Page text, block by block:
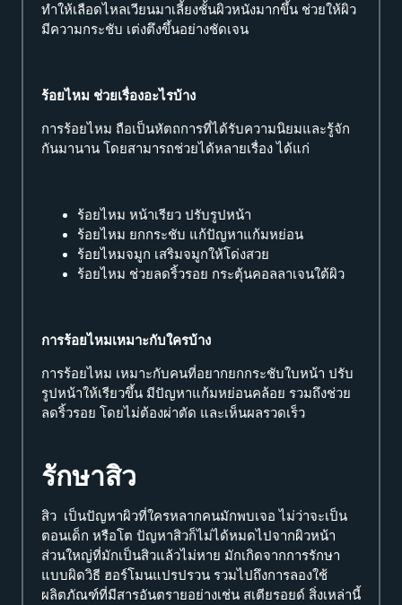
ทำให้เลือดไหลเวียนมาเลี้ยงชั้นผิวหนังมากขึ้น ช่วยให้ผิว
มีความกระชับ เต่งตึงขึ้นอย่างชัดเจน
ร้อยไหม ช่วยเรื่องอะไรบ้าง
การร้อยไหม ถือเป็นหัตถการที่ได้รับความนิยมและรู้จัก
กันมานาน โดยสามารถช่วยได้หลายเรื่อง ได้แก่
ร้อยไหม หน้าเรียว ปรับรูปหน้า
ร้อยไหม ยกกระชับ แก้ปัญหาแก้มหย่อน
ร้อยไหมจมูก เสริมจมูกให้โด่งสวย
ร้อยไหม ช่วยลดริ้วรอย กระตุ้นคอลลาเจนใต้ผิว
การร้อยไหมเหมาะกับใครบ้าง
การร้อยไหม เหมาะกับคนที่อยากยกกระชับใบหน้า ปรับ
รูปหน้าให้เรียวขึ้น มีปัญหาแก้มหย่อนคล้อย รวมถึงช่วย
ลดริ้วรอย โดยไม่ต้องผ่าตัด และเห็นผลรวดเร็ว
รักษาสิว
สิว เป็นปัญหาผิวที่ใครหลากคนมักพบเจอ ไม่ว่าจะเป็น
ตอนเด็ก หรือโต ปัญหาสิวก็ไม่ได้หมดไปจากผิวหน้า
ส่วนใหญ่ที่มักเป็นสิวแล้วไม่หาย มักเกิดจากการรักษา
แบบผิดวิธี ฮอร์โมนแปรปรวน รวมไปถึงการลองใช้
ผลิตภัณฑ์ที่มีสารอันตรายอย่างเช่น สเตียรอยด์ สิ่งเหล่านี้